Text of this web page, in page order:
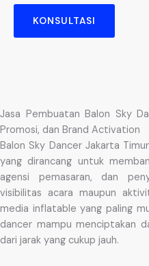
KONSULTASI
Jasa Pembuatan Balon Sky
Promosi, dan Brand Activation
Balon Sky Dancer Jakarta
yang dirancang untuk
agensi pemasaran, dan
visibilitas acara maupun
media inflatable yang paling
dancer mampu menciptakan
dari jarak yang cukup jauh.